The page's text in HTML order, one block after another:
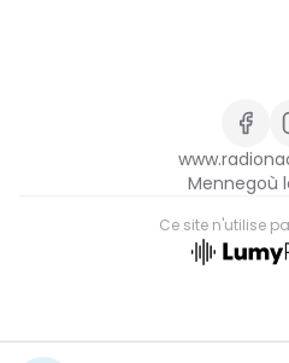
Mennegoù
Ce site n'utilise